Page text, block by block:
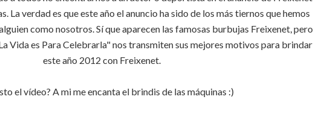
La verdad es que este año el anuncio ha sido de los más tiernos que hemos
como nosotros. Sí que aparecen las famosas burbujas Freixenet, pero
Vida es Para Celebrarla" nos transmiten sus mejores motivos para brindar
este año 2012 con Freixenet.
el vídeo? A mi me encanta el brindis de las máquinas :)